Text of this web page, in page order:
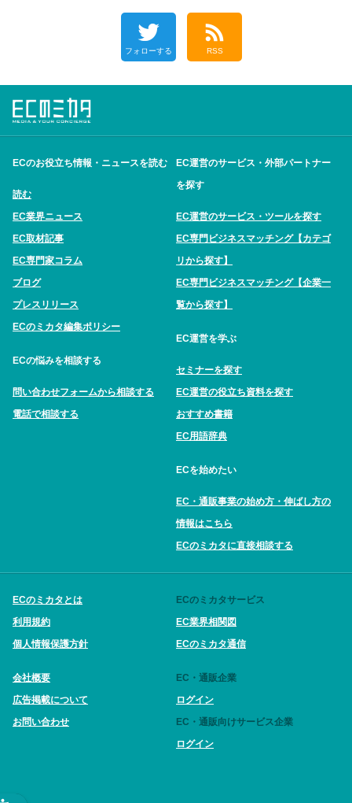
フォローする RSS
ECのお役立ち情報・ニュースを読む
読む
EC業界ニュース
EC取材記事
EC専門家コラム
ブログ
プレスリリース
ECのミカタ編集ポリシー
ECの悩みを相談する
問い合わせフォームから相談する
電話で相談する
EC運営のサービス・外部パートナー
を探す
EC運営のサービス・ツールを探す
EC専門ビジネスマッチング【カテゴ
リから探す】
EC専門ビジネスマッチング【企業一
覧から探す】
EC運営を学ぶ
セミナーを探す
EC運営の役立ち資料を探す
おすすめ書籍
EC用語辞典
ECを始めたい
EC・通販事業の始め方・伸ばし方の
情報はこちら
ECのミカタに直接相談する
ECのミカタとは
利用規約
個人情報保護方針
会社概要
広告掲載について
お問い合わせ
ECのミカタサービス
EC業界相関図
ECのミカタ通信
EC・通販企業
ログイン
EC・通販向けサービス企業
ログイン